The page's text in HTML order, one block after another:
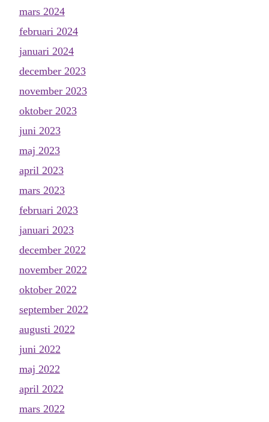
mars 2024
februari 2024
januari 2024
december 2023
november 2023
oktober 2023
juni 2023
maj 2023
april 2023
mars 2023
februari 2023
januari 2023
december 2022
november 2022
oktober 2022
september 2022
augusti 2022
juni 2022
maj 2022
april 2022
mars 2022